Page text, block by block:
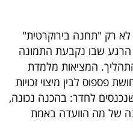
לא רק "תחנה בירוקרטית"
הרגע שבו נקבעת התמונה
. המציאות מלמדת
פספוס לבין מיצוי זכויות
לחדר: בהכנה נכונה,
של מה הוועדה באמת